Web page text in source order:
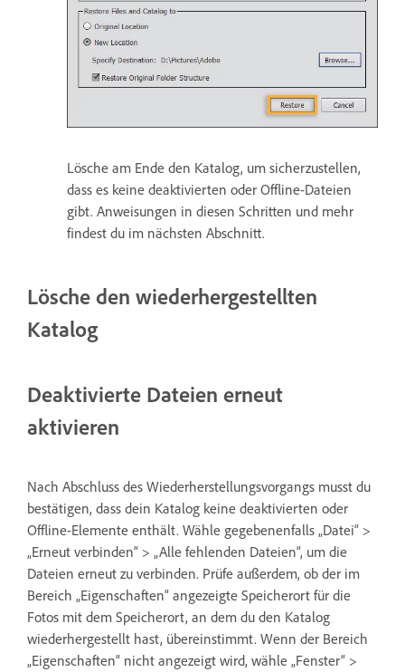
Lösche am Ende den Katalog, um sicherzustellen,
dass es keine deaktivierten oder Offline-Dateien
gibt. Anweisungen in diesen Schritten und mehr
findest du im nächsten Abschnitt.
Lösche den wiederhergestellten
Katalog
Deaktivierte Dateien erneut
aktivieren
Nach Abschluss des Wiederherstellungsvorgangs musst du
bestätigen, dass dein Katalog keine deaktivierten oder
Offline-Elemente enthält. Wähle gegebenenfalls „Datei“ >
„Erneut verbinden“ > „Alle fehlenden Dateien“, um die
Dateien erneut zu verbinden. Prüfe außerdem, ob der im
Bereich „Eigenschaften“ angezeigte Speicherort für die
Fotos mit dem Speicherort, an dem du den Katalog
wiederhergestellt hast, übereinstimmt. Wenn der Bereich
„Eigenschaften“ nicht angezeigt wird, wähle „Fenster“ >